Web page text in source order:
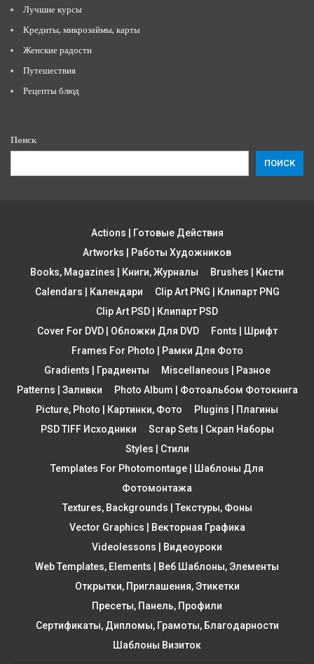
Лучшие курсы
Кредиты, микрозаймы, карты
Женские радости
Путешествия
Рецепты блюд
Поиск
ПОИСК
Actions | Готовые Действия
Artworks | Работы Художников
Books, Magazines | Книги, Журналы
Brushes | Кисти
Calendars | Календари
Clip Art PNG | Клипарт PNG
Clip Art PSD | Клипарт PSD
Cover For DVD | Обложки Для DVD
Fonts | Шрифт
Frames For Photo | Рамки Для Фото
Gradients | Градиенты
Miscellaneous | Разное
Patterns | Заливки
Photo Album | Фотоальбом Фотокнига
Picture, Photo | Картинки, Фото
Plugins | Плагины
PSD TIFF Исходники
Scrap Sets | Скрап Наборы
Styles | Стили
Templates For Photomontage | Шаблоны Для
Фотомонтажа
Textures, Backgrounds | Текстуры, Фоны
Vector Graphics | Векторная Графика
Videolessons | Видеоуроки
Web Templates, Elements | Веб Шаблоны, Элементы
Открытки, Приглашения, Этикетки
Пресеты, Панель, Профили
Сертификаты, Дипломы, Грамоты, Благодарности
Шаблоны Визиток